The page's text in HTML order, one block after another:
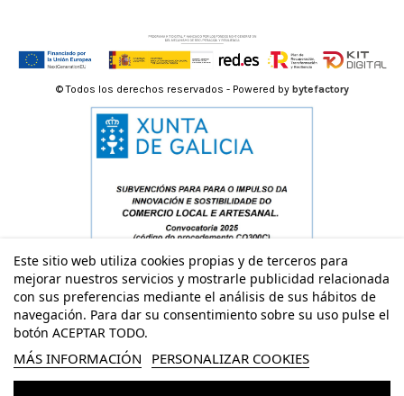
Este sitio web utiliza cookies propias y de terceros para
mejorar nuestros servicios y mostrarle publicidad relacionada
con sus preferencias mediante el análisis de sus hábitos de
navegación. Para dar su consentimiento sobre su uso pulse el
botón ACEPTAR TODO.
MÁS INFORMACIÓN PERSONALIZAR COOKIES
© Todos los derechos reservados - Powered by bytefactory